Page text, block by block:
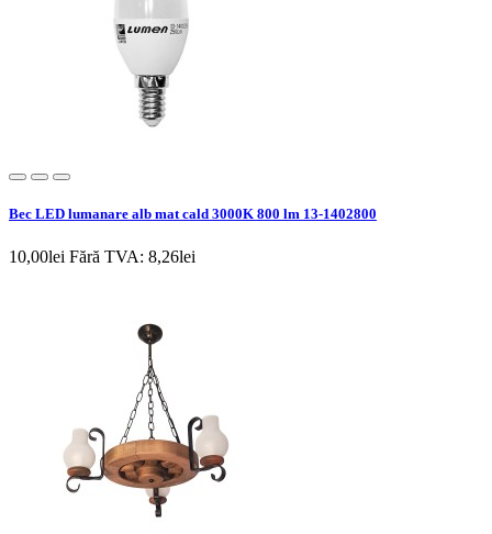
Bec LED lumanare alb mat cald 3000K 800 lm 13-1402800
10,00lei Fără TVA: 8,26lei